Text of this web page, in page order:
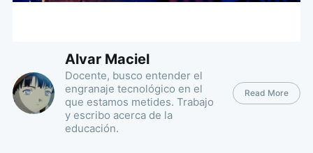
Alvar Maciel
Docente, busco entender el
engranaje tecnológico en el
que estamos metides. Trabajo
y escribo acerca de la
educación.
Read More